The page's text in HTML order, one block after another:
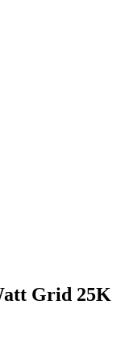
Grid 25K